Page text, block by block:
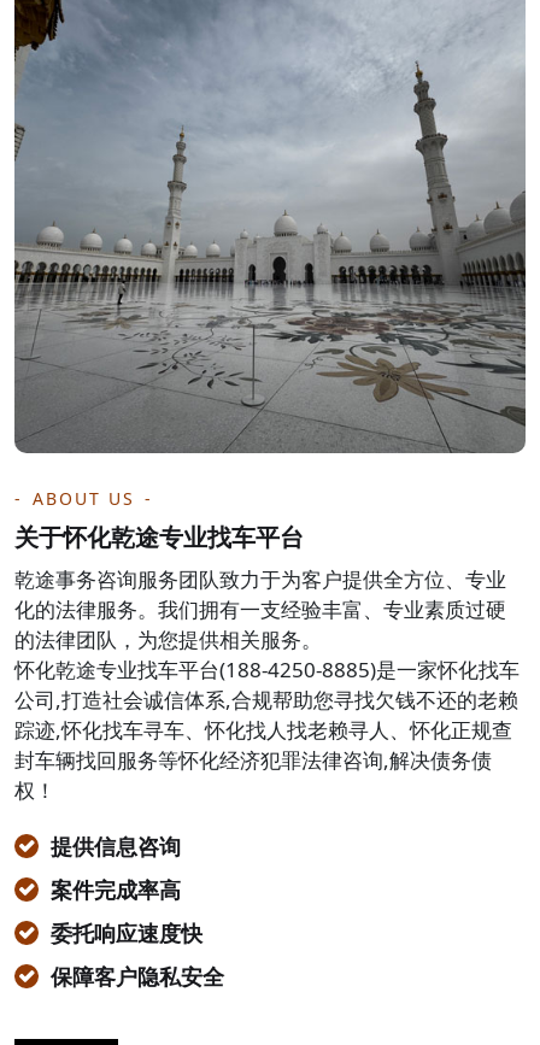
ABOUT US
关于怀化乾途专业找车平台
乾途事务咨询服务团队致力于为客户提供全方位、专业
化的法律服务。我们拥有一支经验丰富、专业素质过硬
的法律团队，为您提供相关服务。
怀化乾途专业找车平台(188-4250-8885)是一家怀化找车
公司,打造社会诚信体系,合规帮助您寻找欠钱不还的老赖
踪迹,怀化找车寻车、怀化找人找老赖寻人、怀化正规查
封车辆找回服务等怀化经济犯罪法律咨询,解决债务债
权！
提供信息咨询
案件完成率高
委托响应速度快
保障客户隐私安全